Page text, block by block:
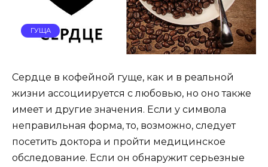
ГУЩА
Сердце в кофейной гуще, как и в реальной
жизни ассоциируется с любовью, но оно также
имеет и другие значения. Если у символа
неправильная форма, то, возможно, следует
посетить доктора и пройти медицинское
обследование. Если он обнаружит серьезные